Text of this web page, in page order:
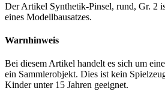
Der Artikel Synthetik-Pinsel, rund, Gr. 2
eines Modellbausatzes.
Warnhinweis
Bei diesem Artikel handelt es sich um
ein Sammlerobjekt. Dies ist kein
Kinder unter 15 Jahren geeignet.